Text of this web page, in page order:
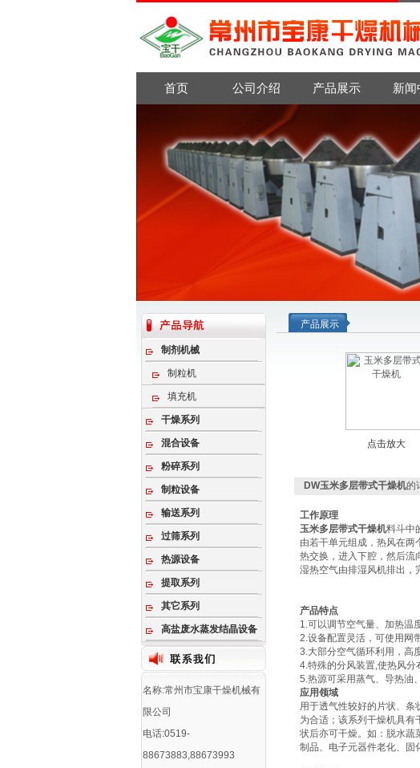
首页 公司介绍 产品展示 新闻
制剂机械
制粒机
填充机
干燥系列
混合设备
粉碎系列
制粒设备
输送系列
过筛系列
热源设备
提取系列
其它系列
高盐废水蒸发结晶设备
名称:常州市宝康干燥机械有
限公司
电话:0519-
88673883,88673993
产品展示
点击放大
DW玉米多层带式干燥机的
工作原理
玉米多层带式干燥机料斗中
由若干单元组成，热风在
热交换，进入下腔，然后流
湿热空气由排湿风机排出，
产品特点
1.可以调节空气量、加热温
2.设备配置灵活，可使用网
3.大部分空气循环利用，高
4.特殊的分风装置,使热风分
5.热源可采用蒸气、导热油
应用领域
用于透气性较好的片状、
为合适；该系列干燥机具有
状后亦可干燥。如：脱水蔬
制品、电子元器件老化、固